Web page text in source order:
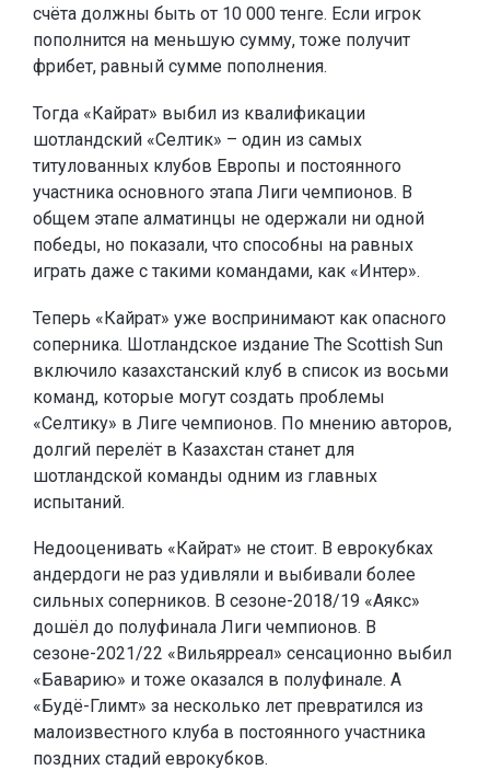
счёта должны быть от 10 000 тенге. Если игрок
пополнится на меньшую сумму, тоже получит
фрибет, равный сумме пополнения.
Тогда «Кайрат» выбил из квалификации
шотландский «Селтик» – один из самых
титулованных клубов Европы и постоянного
участника основного этапа Лиги чемпионов. В
общем этапе алматинцы не одержали ни одной
победы, но показали, что способны на равных
играть даже с такими командами, как «Интер».
Теперь «Кайрат» уже воспринимают как опасного
соперника. Шотландское издание The Scottish Sun
включило казахстанский клуб в список из восьми
команд, которые могут создать проблемы
«Селтику» в Лиге чемпионов. По мнению авторов,
долгий перелёт в Казахстан станет для
шотландской команды одним из главных
испытаний.
Недооценивать «Кайрат» не стоит. В еврокубках
андердоги не раз удивляли и выбивали более
сильных соперников. В сезоне-2018/19 «Аякс»
дошёл до полуфинала Лиги чемпионов. В
сезоне-2021/22 «Вильярреал» сенсационно выбил
«Баварию» и тоже оказался в полуфинале. А
«Будё-Глимт» за несколько лет превратился из
малоизвестного клуба в постоянного участника
поздних стадий еврокубков.